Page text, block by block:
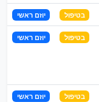
בטיפול יוזם ראשי
בטיפול יוזם ראשי
בטיפול יוזם ראשי